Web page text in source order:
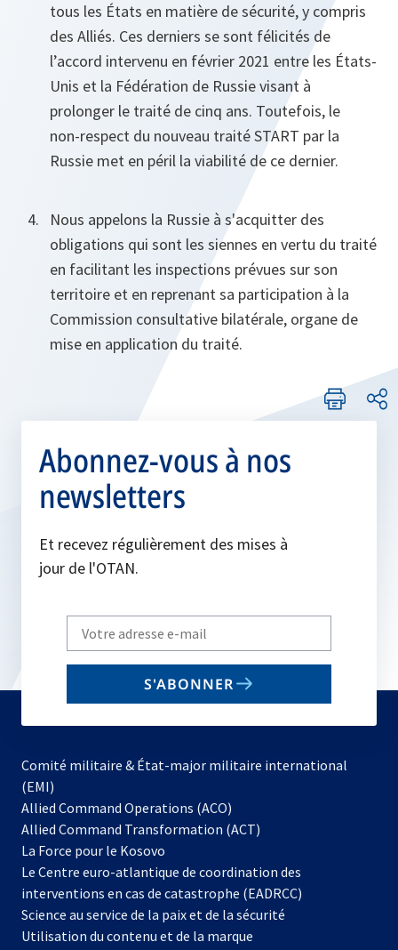
tous les États en matière de sécurité, y compris
des Alliés. Ces derniers se sont félicités de
l’accord intervenu en février 2021 entre les États-
Unis et la Fédération de Russie visant à
prolonger le traité de cinq ans. Toutefois, le
non‑respect du nouveau traité START par la
Russie met en péril la viabilité de ce dernier.
Nous appelons la Russie à s'acquitter des
obligations qui sont les siennes en vertu du traité
en facilitant les inspections prévues sur son
territoire et en reprenant sa participation à la
Commission consultative bilatérale, organe de
mise en application du traité.
Abonnez-vous à nos
newsletters
Et recevez régulièrement des mises à
jour de l'OTAN.
Write
your
email
S'ABONNER
Comité militaire & État-major militaire international
(EMI)
Allied Command Operations (ACO)
dans
nouvel
onglet
Allied Command Transformation (ACT)
La Force pour le Kosovo
dans
un
nouvel
onglet
Le Centre euro-atlantique de coordination des
interventions en cas de catastrophe (EADRCC)
Science au service de la paix et de la sécurité
Utilisation du contenu et de la marque